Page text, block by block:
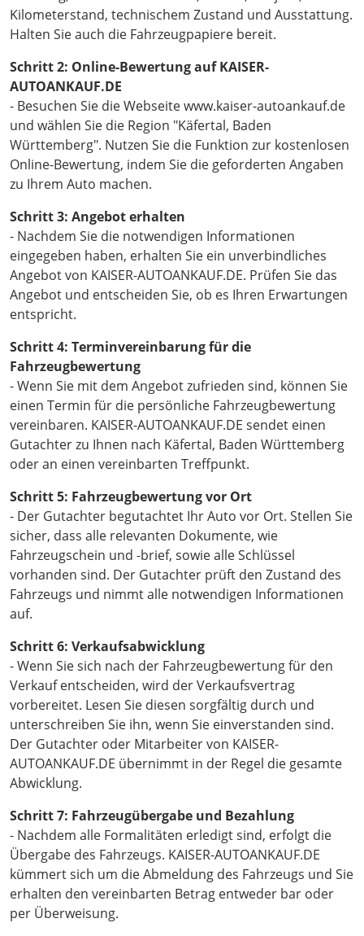
Kilometerstand, technischem Zustand und Ausstattung.
Halten Sie auch die Fahrzeugpapiere bereit.
Schritt 2: Online-Bewertung auf KAISER-
AUTOANKAUF.DE
- Besuchen Sie die Webseite www.kaiser-autoankauf.de
und wählen Sie die Region "Käfertal, Baden
Württemberg". Nutzen Sie die Funktion zur kostenlosen
Online-Bewertung, indem Sie die geforderten Angaben
zu Ihrem Auto machen.
Schritt 3: Angebot erhalten
- Nachdem Sie die notwendigen Informationen
eingegeben haben, erhalten Sie ein unverbindliches
Angebot von KAISER-AUTOANKAUF.DE. Prüfen Sie das
Angebot und entscheiden Sie, ob es Ihren Erwartungen
entspricht.
Schritt 4: Terminvereinbarung für die
Fahrzeugbewertung
- Wenn Sie mit dem Angebot zufrieden sind, können Sie
einen Termin für die persönliche Fahrzeugbewertung
vereinbaren. KAISER-AUTOANKAUF.DE sendet einen
Gutachter zu Ihnen nach Käfertal, Baden Württemberg
oder an einen vereinbarten Treffpunkt.
Schritt 5: Fahrzeugbewertung vor Ort
- Der Gutachter begutachtet Ihr Auto vor Ort. Stellen Sie
sicher, dass alle relevanten Dokumente, wie
Fahrzeugschein und -brief, sowie alle Schlüssel
vorhanden sind. Der Gutachter prüft den Zustand des
Fahrzeugs und nimmt alle notwendigen Informationen
auf.
Schritt 6: Verkaufsabwicklung
- Wenn Sie sich nach der Fahrzeugbewertung für den
Verkauf entscheiden, wird der Verkaufsvertrag
vorbereitet. Lesen Sie diesen sorgfältig durch und
unterschreiben Sie ihn, wenn Sie einverstanden sind.
Der Gutachter oder Mitarbeiter von KAISER-
AUTOANKAUF.DE übernimmt in der Regel die gesamte
Abwicklung.
Schritt 7: Fahrzeugübergabe und Bezahlung
- Nachdem alle Formalitäten erledigt sind, erfolgt die
Übergabe des Fahrzeugs. KAISER-AUTOANKAUF.DE
kümmert sich um die Abmeldung des Fahrzeugs und Sie
erhalten den vereinbarten Betrag entweder bar oder
per Überweisung.